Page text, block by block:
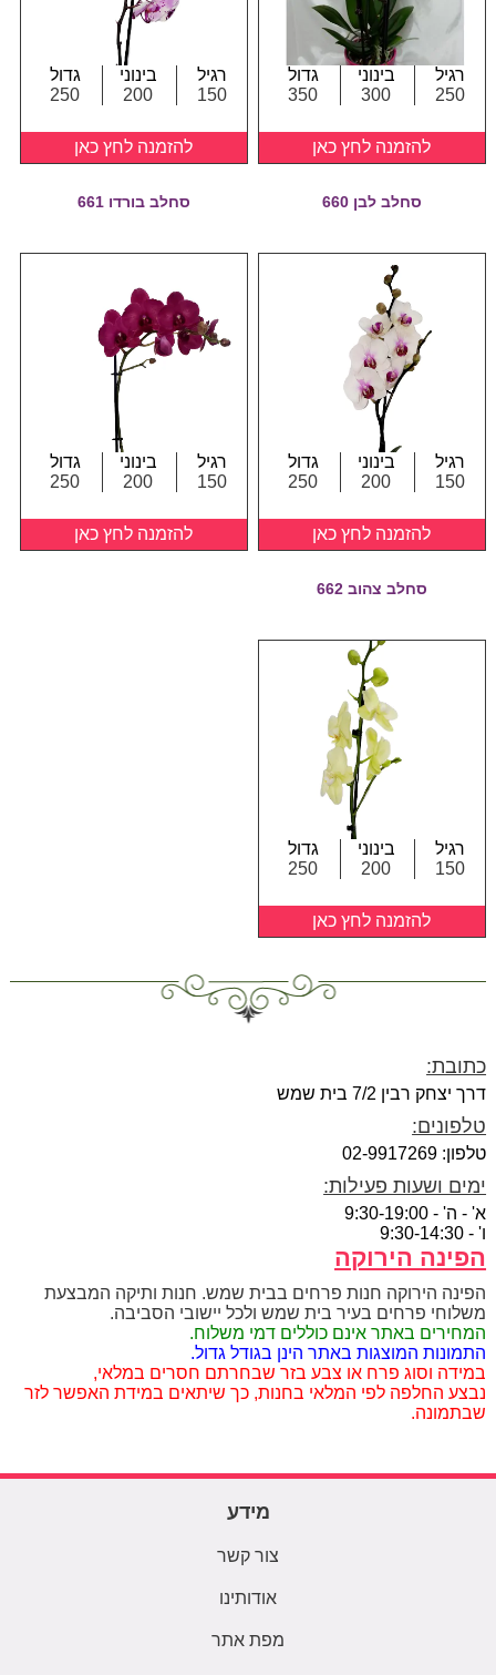
רגיל
250
בינוני
300
גדול
350
להזמנה לחץ כאן
רגיל
150
בינוני
200
גדול
250
להזמנה לחץ כאן
סחלב לבן 660
רגיל
150
בינוני
200
גדול
250
להזמנה לחץ כאן
סחלב בורדו 661
רגיל
150
בינוני
200
גדול
250
להזמנה לחץ כאן
סחלב צהוב 662
רגיל
150
בינוני
200
גדול
250
להזמנה לחץ כאן
כתובת:
דרך יצחק רבין 7/2 בית שמש
טלפונים:
טלפון: 02-9917269
ימים ושעות פעילות:
א' - ה' - 9:30-19:00
ו' - 9:30-14:30
הפינה הירוקה
הפינה הירוקה חנות פרחים בבית שמש. חנות ותיקה המבצעת
משלוחי פרחים בעיר בית שמש ולכל יישובי הסביבה.
המחירים באתר אינם כוללים דמי משלוח.
התמונות המוצגות באתר הינן בגודל גדול.
במידה וסוג פרח או צבע בזר שבחרתם חסרים במלאי,
נבצע החלפה לפי המלאי בחנות, כך שיתאים במידת האפשר לזר
שבתמונה.
מידע
צור קשר
אודותינו
מפת אתר